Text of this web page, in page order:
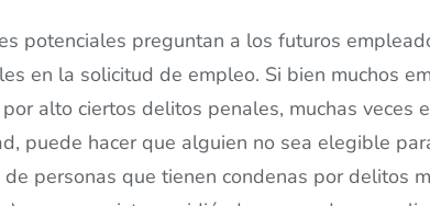
potenciales preguntan a los futuros
en la solicitud de empleo. Si bien muchos
alto ciertos delitos penales, muchas veces
puede hacer que alguien no sea elegible
personas que tienen condenas por delitos